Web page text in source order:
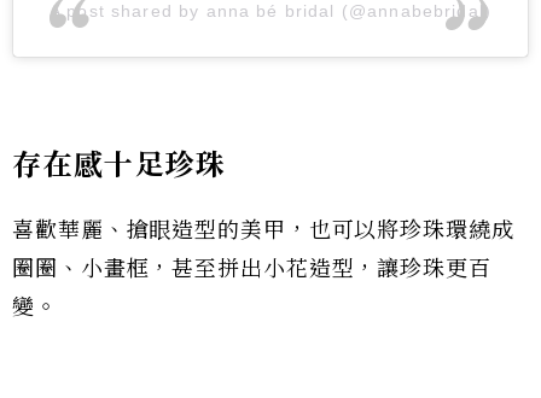
A post shared by anna bé bridal (@annabebridal)
存在感十足珍珠
喜歡華麗、搶眼造型的美甲，也可以將珍珠環繞成
圈圈、小畫框，甚至拼出小花造型，讓珍珠更百
變。